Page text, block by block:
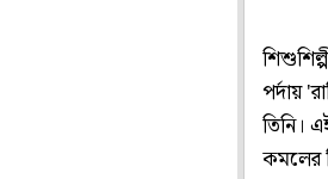
পর্দায়
তিনি।
কমলের